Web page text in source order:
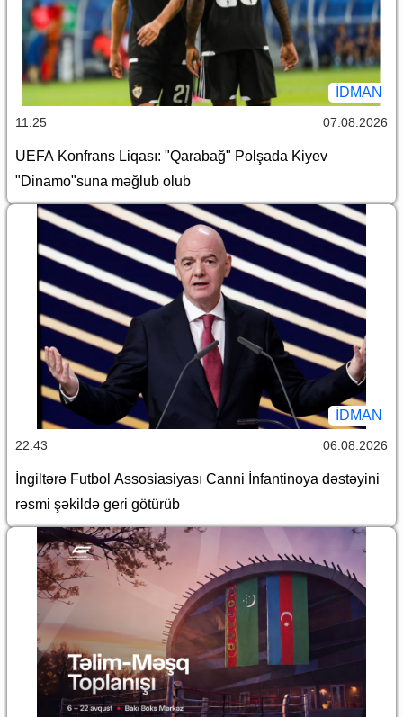
İDMAN
11:25 07.08.2026
UEFA Konfrans Liqası: "Qarabağ" Polşada Kiyev
"Dinamo"suna məğlub olub
İDMAN
22:43 06.08.2026
İngiltərə Futbol Assosiasiyası Canni İnfantinoya dəstəyini
rəsmi şəkildə geri götürüb